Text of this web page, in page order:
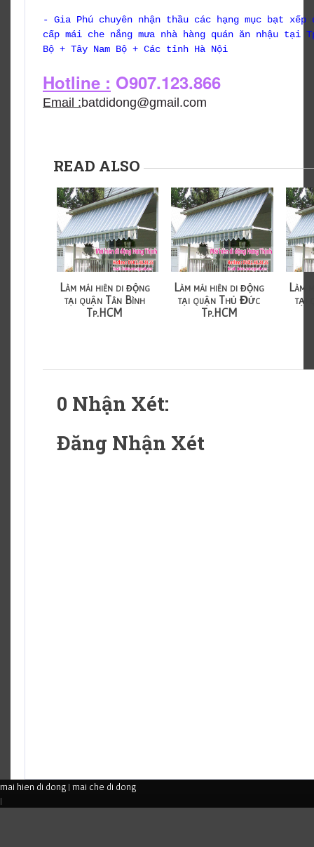
- Gia Phú chuyên nhận thầu các hạng mục bạt
cấp mái che nắng mưa nhà hàng quán ăn nhậu tại
Bộ + Tây Nam Bộ + Các tỉnh Hà Nội
Hotline : O907.123.866
Email :batdidong@gmail.com
READ ALSO
Làm mái hiên di động
tại quận Tân Bình
Tp.HCM
Làm mái hiên di động
tại quận Thủ Đức
Tp.HCM
Làm
tại
0 Nhận Xét:
Đăng Nhận Xét
mai hien di dong | mai che di dong
|